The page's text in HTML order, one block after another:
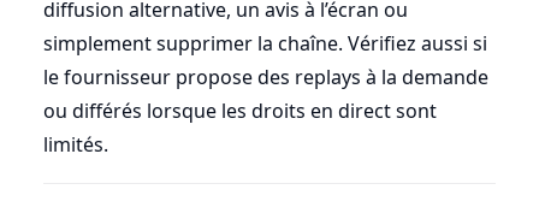
diffusion alternative, un avis à l’écran ou
simplement supprimer la chaîne. Vérifiez aussi si
le fournisseur propose des replays à la demande
ou différés lorsque les droits en direct sont
limités.